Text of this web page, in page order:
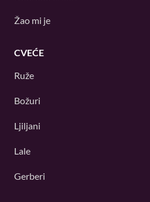
Žao mi je
CVEĆE
Ruže
Božuri
Ljiljani
Lale
Gerberi